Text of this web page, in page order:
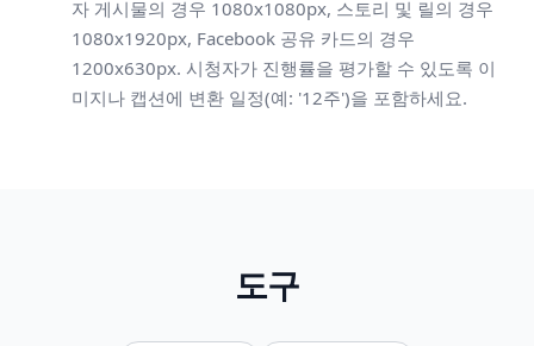
자 게시물의 경우 1080x1080px, 스토리 및 릴의 경우
1080x1920px, Facebook 공유 카드의 경우
1200x630px. 시청자가 진행률을 평가할 수 있도록 이
미지나 캡션에 변환 일정(예: '12주')을 포함하세요.
도구